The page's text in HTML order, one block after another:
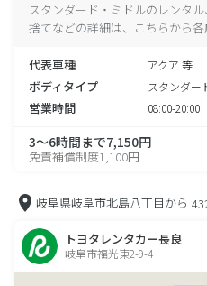
スタンダード・ミドルのレンタ
捨てなどの詳細は、こちらから各
代表車種 アクア 等
ボディタイプ スタンダー
営業時間 08:00-20:00
3～6時間まで7,150円
免責補償制度1,100円
岐阜県岐阜市北島八丁目から
トヨタレンタカー長良
岐阜市福光東2-9-4